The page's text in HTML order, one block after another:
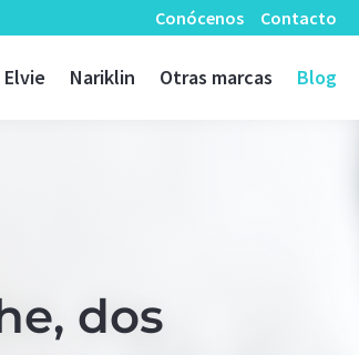
Conócenos Contacto
Elvie Nariklin Otras marcas Blog
dos